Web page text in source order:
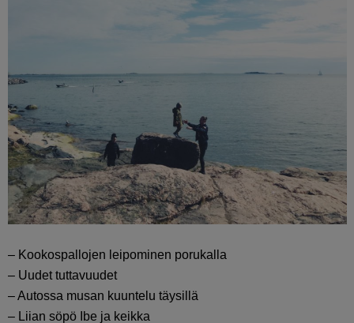
– Kookospallojen leipominen porukalla
– Uudet tuttavuudet
– Autossa musan kuuntelu täysillä
– Liian söpö Ibe ja keikka